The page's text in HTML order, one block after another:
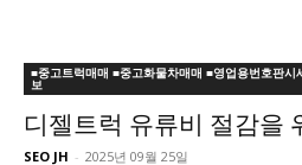
■중고트럭매매 ■중고화물차매매 ■영업용번호판
보
디젤트럭 유류비 절감을
SEO JH - 2025년 09월 25일